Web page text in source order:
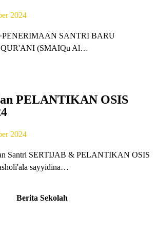
2024
SANTRI BARU
(SMAIQu Al…
PELANTIKAN OSIS
2024
Santri SERTIJAB & PELANTIKAN OSIS
sayyidina…
Berita Sekolah